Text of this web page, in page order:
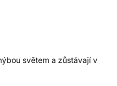
světem a zůstávají v